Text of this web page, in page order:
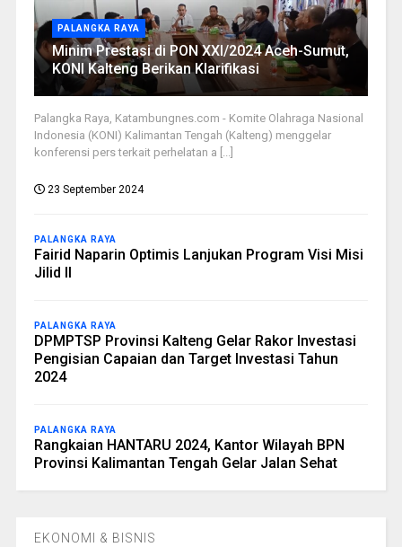
PALANGKA RAYA
Minim Prestasi di PON XXI/2024 Aceh-Sumut,
KONI Kalteng Berikan Klarifikasi
Palangka Raya, Katambungnes.com - Komite Olahraga Nasional
Indonesia (KONI) Kalimantan Tengah (Kalteng) menggelar
konferensi pers terkait perhelatan a [...]
23 September 2024
PALANGKA RAYA
Fairid Naparin Optimis Lanjukan Program Visi Misi
Jilid II
PALANGKA RAYA
DPMPTSP Provinsi Kalteng Gelar Rakor Investasi
Pengisian Capaian dan Target Investasi Tahun
2024
PALANGKA RAYA
Rangkaian HANTARU 2024, Kantor Wilayah BPN
Provinsi Kalimantan Tengah Gelar Jalan Sehat
EKONOMI & BISNIS